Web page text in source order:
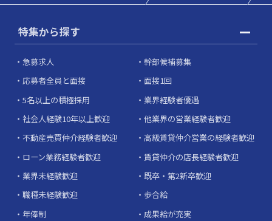
特集から探す
急募求人
幹部候補募集
応募者全員と面接
面接1回
5名以上の積極採用
業界経験者優遇
社会人経験10年以上歓迎
他業界の営業経験者歓迎
不動産売買仲介経験者歓迎
高級賃貸仲介営業の経験者歓迎
ローン業務経験者歓迎
賃貸仲介の店長経験者歓迎
業界未経験歓迎
既卒・第2新卒歓迎
職種未経験歓迎
歩合給
年俸制
成果給が充実